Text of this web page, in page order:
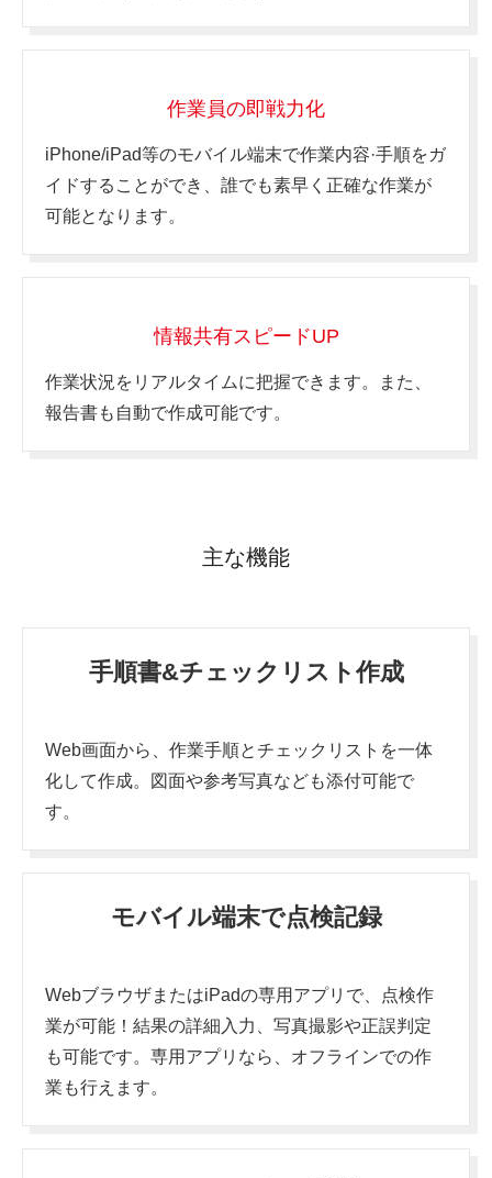
作業員の即戦力化
iPhone/iPad等のモバイル端末で作業内容·手順をガ
イドすることができ、 誰でも素早く正確な作業が
可能となります。
情報共有スピードUP
作業状況をリアルタイムに把握できます。
また、
報告書も自動で作成可能です。
主な機能
手順書&チェックリスト作成
Web画面から、作業手順とチェックリストを一体
化して作成。
図面や参考写真なども添付可能で
す。
モバイル端末で点検記録
WebブラウザまたはiPadの専用アプリで、点検作
業が可能！ 結果の詳細入力、写真撮影や正誤判定
も可能です。 専用アプリなら、オフラインでの作
業も行えます。